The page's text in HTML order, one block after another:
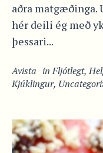
aðra matgæðinga.
hér deili ég með
þessari...
Avista inFljótlegt,
Kjúklingur,